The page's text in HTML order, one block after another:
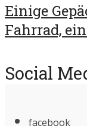
Einige
Fahrrad,
Social
facebook